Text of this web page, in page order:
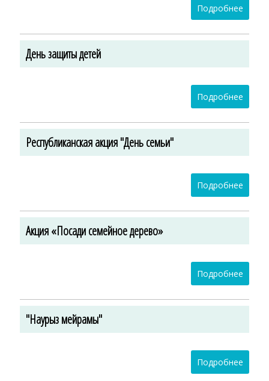
Подробнее
День защиты детей
Подробнее
Республиканская акция "День семьи"
Подробнее
Акция «Посади семейное дерево»
Подробнее
"Наурыз мейрамы"
Подробнее